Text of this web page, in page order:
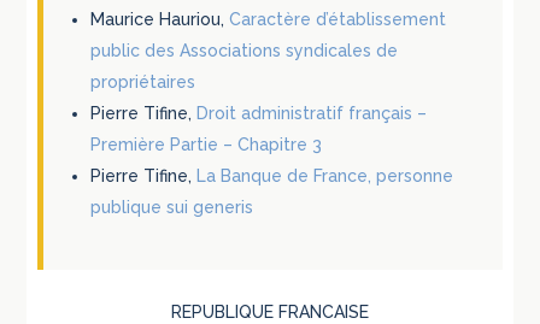
Maurice Hauriou,Caractère d’établissement
public des Associations syndicales de
propriétaires
Pierre Tifine, Droit administratif français –
Première Partie – Chapitre 3
Pierre Tifine, La Banque de France, personne
publique sui generis
REPUBLIQUE FRANCAISE